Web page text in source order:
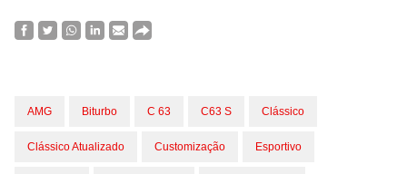
AMG Biturbo C 63 C63 S Clássico
Clássico Atualizado Customização Esportivo